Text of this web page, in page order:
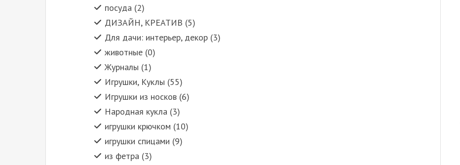
посуда (2)
ДИЗАЙН, КРЕАТИВ (5)
Для дачи: интерьер, декор (3)
животные (0)
Журналы (1)
Игрушки, Куклы (55)
Игрушки из носков (6)
Народная кукла (3)
игрушки крючком (10)
игрушки спицами (9)
из фетра (3)